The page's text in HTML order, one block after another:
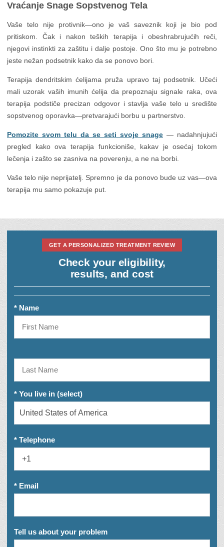
Vraćanje Snage Sopstvenog Tela
Vaše telo nije protivnik—ono je vaš saveznik koji je bio pod
pritiskom. Čak i nakon teških terapija i obeshrabrujućih reči,
njegovi instinkti za zaštitu i dalje postoje. Ono što mu je potrebno
jeste nežan podsetnik kako da se ponovo bori.
Terapija dendritskim ćelijama pruža upravo taj podsetnik. Učeći
mali uzorak vaših imunih ćelija da prepoznaju signale raka, ova
terapija podstiče precizan odgovor i stavlja vaše telo u središte
sopstvenog oporavka—pretvarajući borbu u partnerstvo.
Pomozite svom telu da se seti svoje snage — nadahnjujući
pregled kako ova terapija funkcioniše, kakav je osećaj tokom
lečenja i zašto se zasniva na poverenju, a ne na borbi.
Vaše telo nije neprijatelj. Spremno je da ponovo bude uz vas—ova
terapija mu samo pokazuje put.
GET A PERSONALIZED TREATMENT REVIEW
Check your eligibility,
results, and cost
* Name
* You live in (select)
* Telephone
* Email
Tell us about your problem